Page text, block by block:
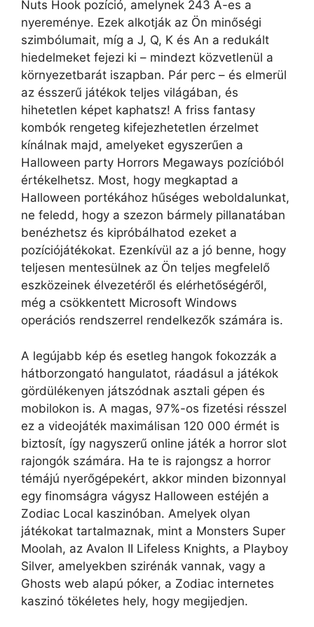
Nuts Hook pozíció, amelynek 243 A-es a
nyereménye. Ezek alkotják az Ön minőségi
szimbólumait, míg a J, Q, K és An a redukált
hiedelmeket fejezi ki – mindezt közvetlenül a
környezetbarát iszapban. Pár perc – és elmerül
az ésszerű játékok teljes világában, és
hihetetlen képet kaphatsz! A friss fantasy
kombók rengeteg kifejezhetetlen érzelmet
kínálnak majd, amelyeket egyszerűen a
Halloween party Horrors Megaways pozícióból
értékelhetsz. Most, hogy megkaptad a
Halloween portékához hűséges weboldalunkat,
ne feledd, hogy a szezon bármely pillanatában
benézhetsz és kipróbálhatod ezeket a
pozíciójátékokat. Ezenkívül az a jó benne, hogy
teljesen mentesülnek az Ön teljes megfelelő
eszközeinek élvezetéről és elérhetőségéről,
még a csökkentett Microsoft Windows
operációs rendszerrel rendelkezők számára is.
A legújabb kép és esetleg hangok fokozzák a
hátborzongató hangulatot, ráadásul a játékok
gördülékenyen játszódnak asztali gépen és
mobilokon is. A magas, 97%-os fizetési résszel
ez a videojáték maximálisan 120 000 érmét is
biztosít, így nagyszerű online játék a horror slot
rajongók számára. Ha te is rajongsz a horror
témájú nyerőgépekért, akkor minden bizonnyal
egy finomságra vágysz Halloween estéjén a
Zodiac Local kaszinóban. Amelyek olyan
játékokat tartalmaznak, mint a Monsters Super
Moolah, az Avalon II Lifeless Knights, a Playboy
Silver, amelyekben szirénák vannak, vagy a
Ghosts web alapú póker, a Zodiac internetes
kaszinó tökéletes hely, hogy megijedjen.